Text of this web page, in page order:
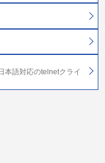
本語対応のtelnetクライ